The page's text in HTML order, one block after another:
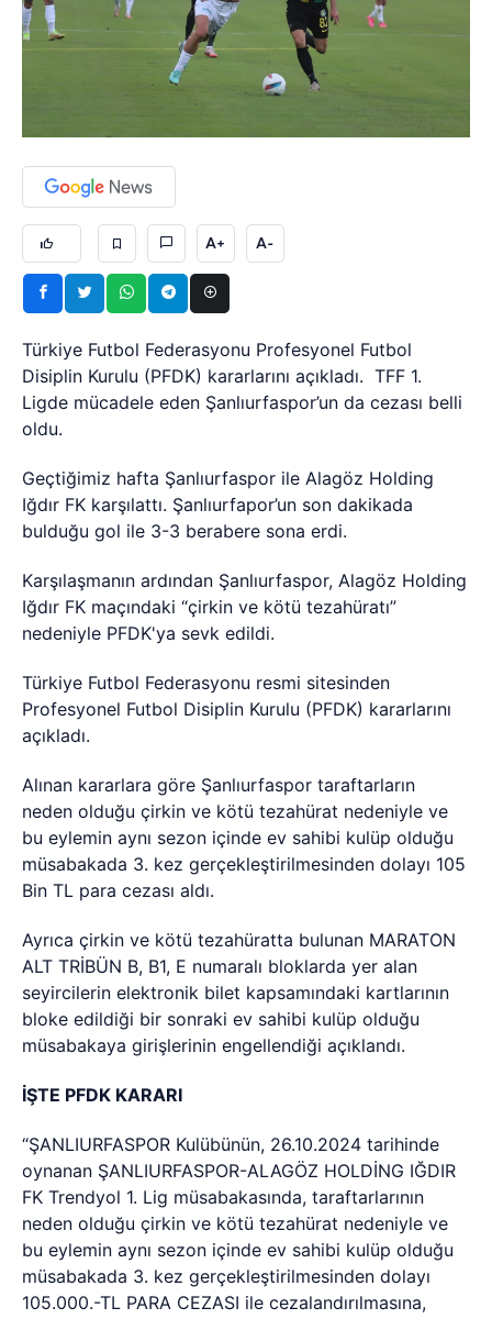
A+ A-
Türkiye Futbol Federasyonu Profesyonel Futbol
Disiplin Kurulu (PFDK) kararlarını açıkladı. TFF 1.
Ligde mücadele eden Şanlıurfaspor’un da cezası belli
oldu.
Geçtiğimiz hafta Şanlıurfaspor ile Alagöz Holding
Iğdır FK karşılattı. Şanlıurfapor’un son dakikada
bulduğu gol ile 3-3 berabere sona erdi.
Karşılaşmanın ardından Şanlıurfaspor, Alagöz Holding
Iğdır FK maçındaki “çirkin ve kötü tezahüratı”
nedeniyle PFDK'ya sevk edildi.
Türkiye Futbol Federasyonu resmi sitesinden
Profesyonel Futbol Disiplin Kurulu (PFDK) kararlarını
açıkladı.
Alınan kararlara göre Şanlıurfaspor taraftarların
neden olduğu çirkin ve kötü tezahürat nedeniyle ve
bu eylemin aynı sezon içinde ev sahibi kulüp olduğu
müsabakada 3. kez gerçekleştirilmesinden dolayı 105
Bin TL para cezası aldı.
Ayrıca çirkin ve kötü tezahüratta bulunan MARATON
ALT TRİBÜN B, B1, E numaralı bloklarda yer alan
seyircilerin elektronik bilet kapsamındaki kartlarının
bloke edildiği bir sonraki ev sahibi kulüp olduğu
müsabakaya girişlerinin engellendiği açıklandı.
İŞTE PFDK KARARI
“ŞANLIURFASPOR Kulübünün, 26.10.2024 tarihinde
oynanan ŞANLIURFASPOR-ALAGÖZ HOLDİNG IĞDIR
FK Trendyol 1. Lig müsabakasında, taraftarlarının
neden olduğu çirkin ve kötü tezahürat nedeniyle ve
bu eylemin aynı sezon içinde ev sahibi kulüp olduğu
müsabakada 3. kez gerçekleştirilmesinden dolayı
105.000.-TL PARA CEZASI ile cezalandırılmasına,